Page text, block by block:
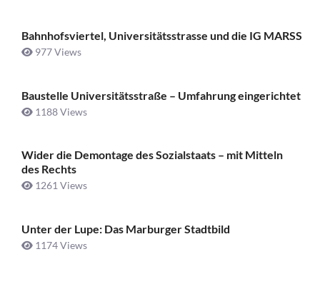
Bahnhofsviertel, Universitätsstrasse und die IG MARSS
977 Views
Baustelle Universitätsstraße ­– Umfahrung eingerichtet
1188 Views
Wider die Demontage des Sozialstaats – mit Mitteln
des Rechts
1261 Views
Unter der Lupe: Das Marburger Stadtbild
1174 Views